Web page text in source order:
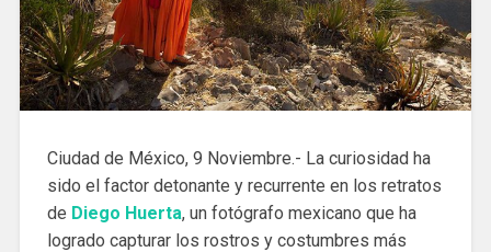
Ciudad de México, 9 Noviembre.- La curiosidad ha
sido el factor detonante y recurrente en los retratos
de Diego Huerta, un fotógrafo mexicano que ha
logrado capturar los rostros y costumbres más